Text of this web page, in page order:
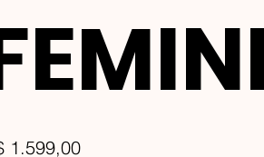
1.599,00